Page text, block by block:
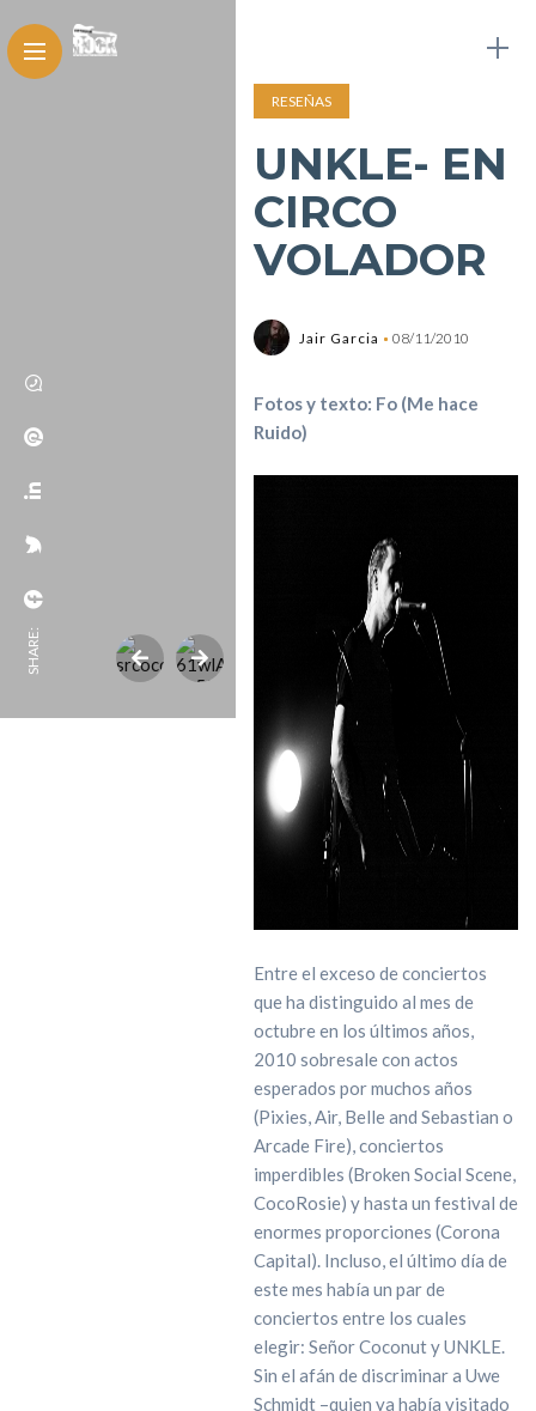
SHARE:
RESEÑAS
UNKLE- EN
CIRCO
VOLADOR
Jair Garcia 08/11/2010
Fotos y texto: Fo(Me hace
Ruido)
Entre el exceso de conciertos
que ha distinguido al mes de
octubre en los últimos años,
2010 sobresale con actos
esperados por muchos años
(Pixies, Air, Belle and Sebastian o
Arcade Fire), conciertos
imperdibles (Broken Social Scene,
CocoRosie) y hasta un festival de
enormes proporciones (Corona
Capital). Incluso, el último día de
este mes había un par de
conciertos entre los cuales
elegir: Señor Coconut y UNKLE.
Sin el afán de discriminar a Uwe
Schmidt –quien ya había visitado